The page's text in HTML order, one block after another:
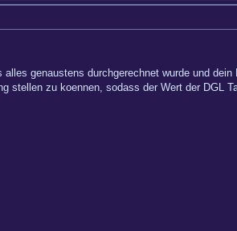
alles genaustens durchgerechnet wurde und
zu koennen, sodass der Wert der DGL